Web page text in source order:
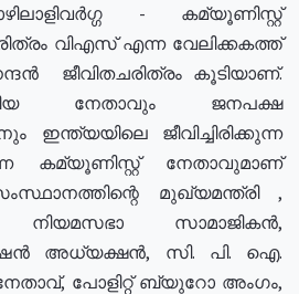
- കമ്യൂണിസ്റ്റ്
വിഎസ് എന്ന വേലിക്കകത്ത്
ജീവിതചരിത്രം കൂടിയാണ്.
നേതാവും ജനപക്ഷ
ഇന്ത്യയിലെ ജീവിച്ചിരിക്കുന്ന
കമ്യൂണിസ്റ്റ് നേതാവുമാണ്
മുഖ്യമന്ത്രി ,
നിയമസഭാ സാമാജികൻ,
അധ്യക്ഷൻ, സി. പി. ഐ.
പോളിറ്റ് ബ്യുറോ അംഗം,